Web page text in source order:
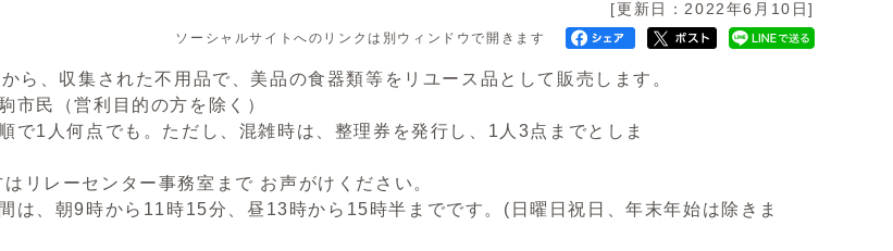
[更新日：2022年6月10日]
ソーシャルサイトへのリンクは別ウィンドウで開きます
ら、収集された不用品で、美品の食器類等をリユース品として販売します。
営利目的の方を除く）
1人何点でも。ただし、混雑時は、整理券を発行し、1人3点までとしま
リレーセンター事務室まで お声がけください。
時から11時15分、昼13時から15時半までです。(日曜日祝日、年末年始は除きま